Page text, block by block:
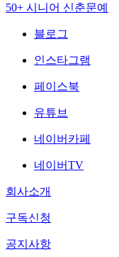
50+ 시니어 신춘문예
블로그
인스타그램
페이스북
유튜브
네이버카페
네이버TV
회사소개
구독신청
공지사항